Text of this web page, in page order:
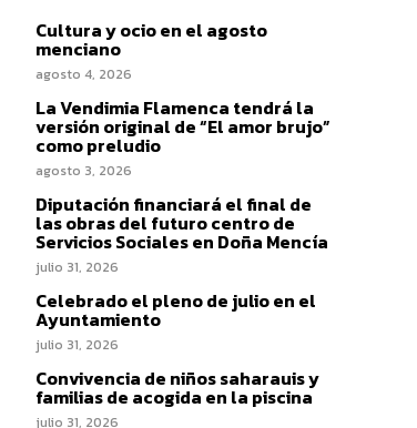
Cultura y ocio en el agosto
menciano
agosto 4, 2026
La Vendimia Flamenca tendrá la
versión original de “El amor brujo”
como preludio
agosto 3, 2026
Diputación financiará el final de
las obras del futuro centro de
Servicios Sociales en Doña Mencía
julio 31, 2026
Celebrado el pleno de julio en el
Ayuntamiento
julio 31, 2026
Convivencia de niños saharauis y
familias de acogida en la piscina
julio 31, 2026